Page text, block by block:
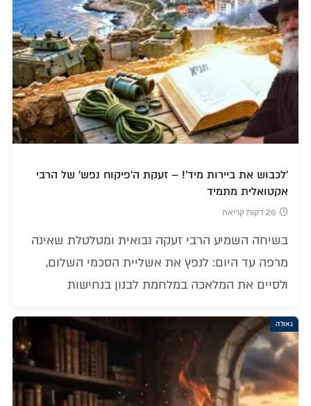
'לכבוש את ביירות מיד'! – זעקת ה'פיקוח נפש' של הרבי
אקטואלית מתמיד
26 דקות קריאה
בשיחה השמיע הרבי זעקה נבואית ומטלטלת שאינה
מרפה עד היום: לנפץ את אשליית הסכמי השלום,
ולסיים את המלאכה במלחמת לבנון בנחישות
גאולה